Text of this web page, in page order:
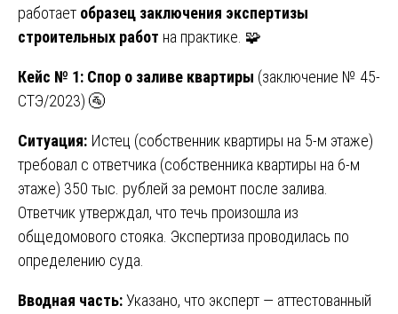
работает образец заключения экспертизы
строительных работ на практике. 🧩
Кейс № 1: Спор о заливе квартиры (заключение № 45-
СТЭ/2023) 🚰
Ситуация: Истец (собственник квартиры на 5-м этаже)
требовал с ответчика (собственника квартиры на 6-м
этаже) 350 тыс. рублей за ремонт после залива.
Ответчик утверждал, что течь произошла из
общедомового стояка. Экспертиза проводилась по
определению суда.
Вводная часть:Указано, что эксперт — аттестованный